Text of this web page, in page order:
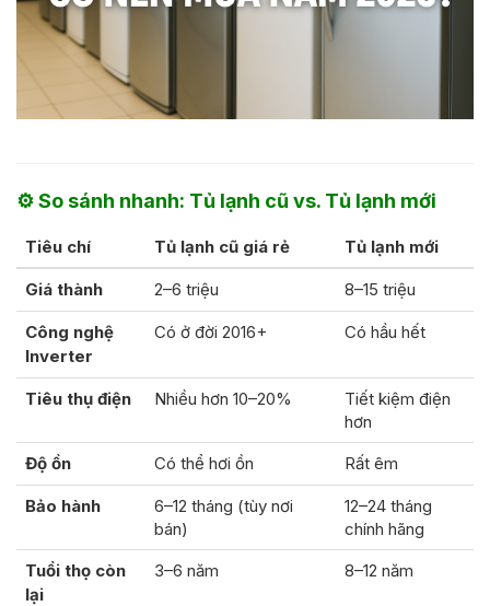
⚙️So sánh nhanh: Tủ lạnh cũ vs. Tủ lạnh mới
Tiêu chí Tủ lạnh cũ giá rẻ Tủ lạnh mới
Giá thành 2–6 triệu 8–15 triệu
Công nghệ
Inverter
Có ở đời 2016+ Có hầu hết
Tiêu thụ điện Nhiều hơn 10–20%
Tiết kiệm điện
hơn
Độ ồn
Có thể hơi ồn Rất êm
Bảo hành
6–12 tháng (tùy nơi
bán)
12–24 tháng
chính hãng
Tuổi thọ còn
lại
3–6 năm 8–12 năm